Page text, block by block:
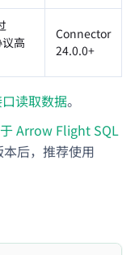
高
Connector
24.0.0+
读取数据。
Arrow Flight SQL
后，推荐使用